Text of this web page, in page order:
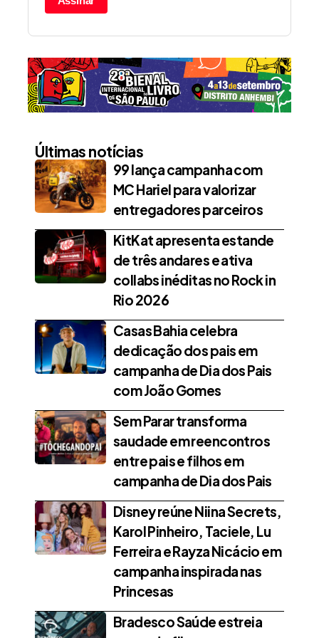
Últimas notícias
99 lança campanha com
MC Hariel para valorizar
entregadores parceiros
KitKat apresenta estande
de três andares e ativa
collabs inéditas no Rock in
Rio 2026
Casas Bahia celebra
dedicação dos pais em
campanha de Dia dos Pais
com João Gomes
Sem Parar transforma
saudade em reencontros
entre pais e filhos em
campanha de Dia dos Pais
Disney reúne Niina Secrets,
Karol Pinheiro, Taciele, Lu
Ferreira e Rayza Nicácio em
campanha inspirada nas
Princesas
Bradesco Saúde estreia